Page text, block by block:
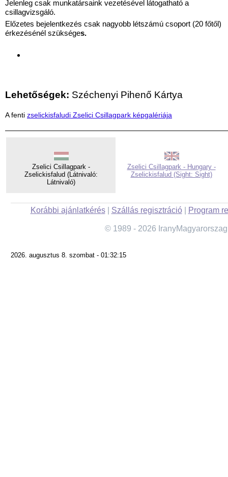
Jelenleg csak munkatársaink vezetésével látogatható a
csillagvizsgáló.
Előzetes bejelentkezés csak nagyobb létszámú csoport (20 főtől)
érkezésénél szükséges.
Lehetőségek: Széchenyi Pihenő Kártya
A fenti zselickisfaludi Zselici Csillagpark képgalériája
Zselici Csillagpark -
Zselickisfalud (Látnivaló:
Látnivaló)
Zselici Csillagpark - Hungary -
Zselickisfalud (Sight: Sight)
Korábbi ajánlatkérés| Szállás regisztráció| Program
© 1989 - 2026
2026. augusztus 8. szombat - 01:32:15